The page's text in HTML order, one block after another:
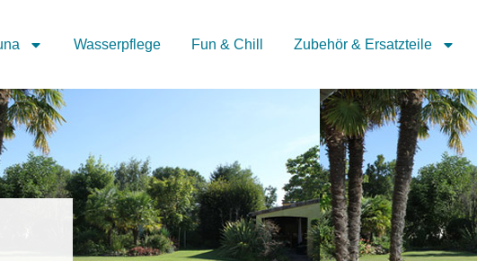
Wasserpflege Fun & Chill Zubehör & Ersatzteile